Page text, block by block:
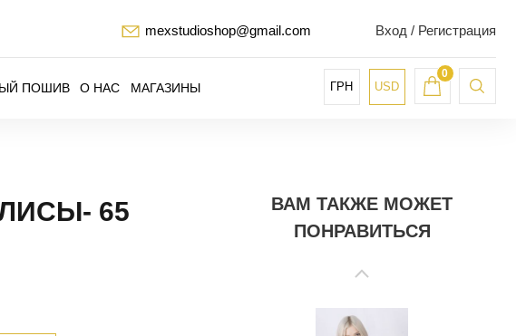
mexstudioshop@gmail.com Вход / Регистрация
ПОШИВ О НАС МАГАЗИНЫ ГРН USD
0
65
ВАМ ТАКЖЕ МОЖЕТ
ПОНРАВИТЬСЯ